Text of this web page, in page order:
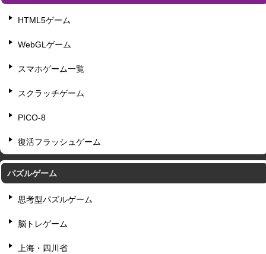
HTML5ゲーム
WebGLゲーム
スマホゲーム一覧
スクラッチゲーム
PICO-8
復活フラッシュゲーム
パズルゲーム
思考型パズルゲーム
脳トレゲーム
上海・四川省